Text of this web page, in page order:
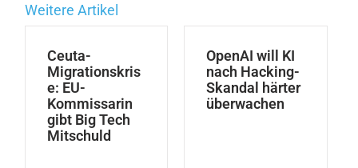
Weitere Artikel
Ceuta-
Migrationskris
e: EU-
Kommissarin
gibt Big Tech
Mitschuld
OpenAI will KI
nach Hacking-
Skandal härter
überwachen